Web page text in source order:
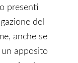
presenti
del
anche se
apposito